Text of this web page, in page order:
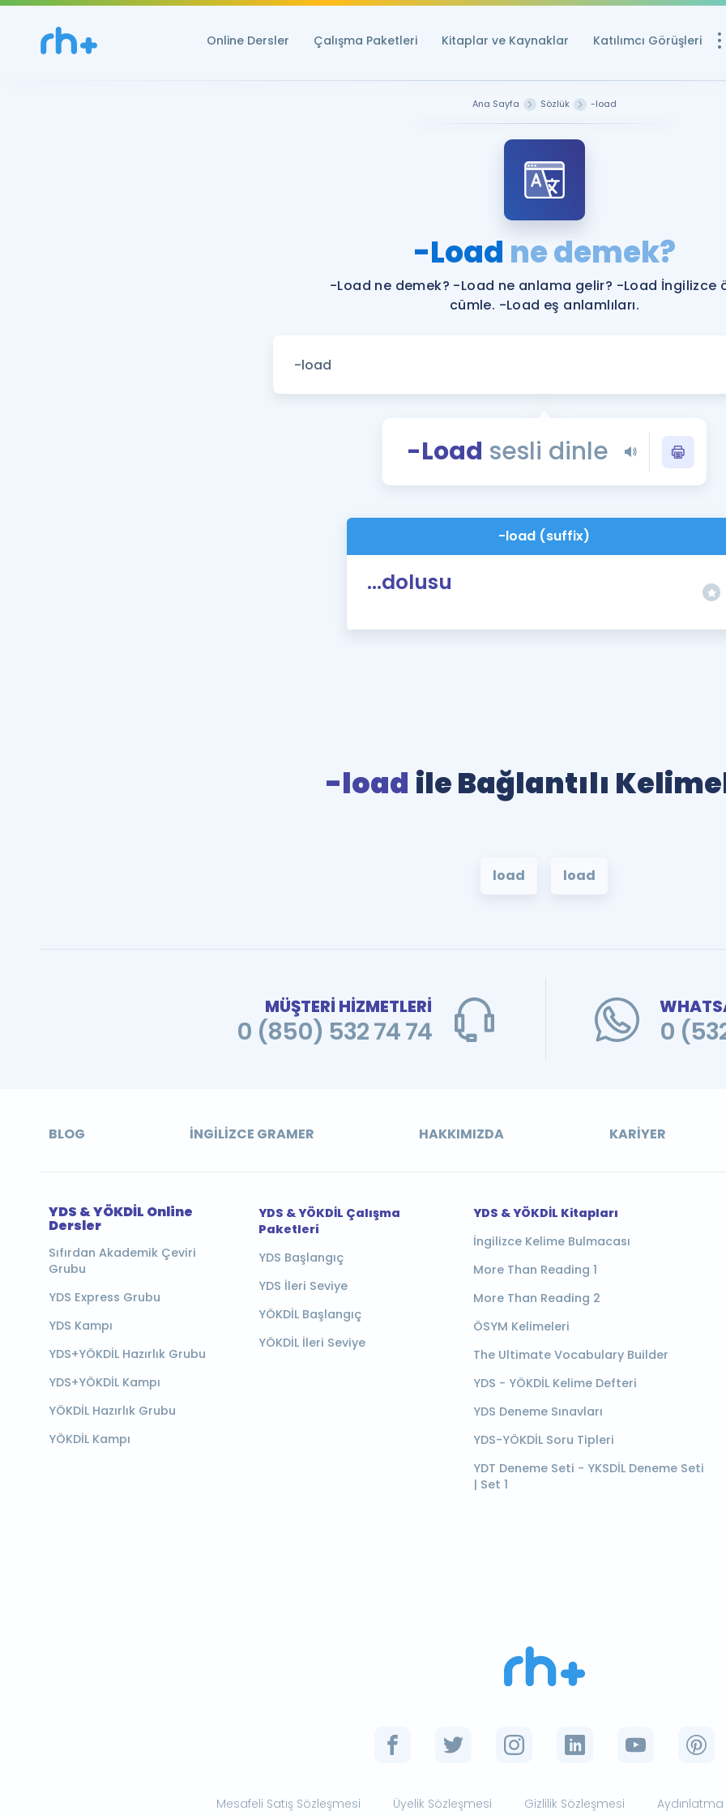
Online Dersler Çalışma Paketleri Kitaplar ve Kaynaklar Katılımcı Görüşleri
YDS ve YÖKDİL
Rehberlik Aracı
YDS ve YÖKDİL'e
Tüm ÖSYM
YDS - YÖKDİL
İngilizce Gramer
Ana Sayfa Sözlük -load
-Load ne demek?
-Load ne demek? -Load ne anlama gelir? -Load İngilizce
cümle. -Load eş anlamlıları.
-Load sesli dinle
-load (suffix)
...dolusu
-load ile Bağlantılı
load load
MÜŞTERİ HİZMETLERİ
0 (850) 532 74 74 0
BLOG İNGILIZCE GRAMER HAKKIMIZDA KARIYER
YDS & YÖKDİL Online
Dersler
Sıfırdan Akademik Çeviri
Grubu
YDS Express Grubu
YDS Kampı
YDS+YÖKDİL Hazırlık Grubu
YDS+YÖKDİL Kampı
YÖKDİL Hazırlık Grubu
YÖKDİL Kampı
YDS & YÖKDİL Çalışma
Paketleri
YDS Başlangıç
YDS İleri Seviye
YÖKDİL Başlangıç
YÖKDİL İleri Seviye
YDS & YÖKDİL Kitapları
İngilizce Kelime Bulmacası
More Than Reading 1
More Than Reading 2
ÖSYM Kelimeleri
The Ultimate Vocabulary Builder
YDS - YÖKDİL Kelime Defteri
YDS Deneme Sınavları
YDS-YÖKDİL Soru Tipleri
YDT Deneme Seti - YKSDİL Deneme Seti
| Set 1
Mesafeli Satış Sözleşmesi Üyelik Sözleşmesi Gizlilik Sözleşmesi